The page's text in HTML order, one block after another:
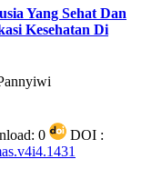
Yang Sehat Dan
Kesehatan Di
0
DOI :